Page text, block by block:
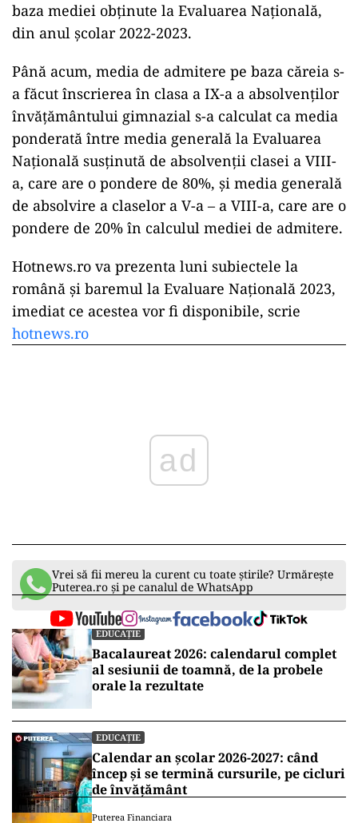
baza mediei obținute la Evaluarea Națională,
din anul școlar 2022-2023.
Până acum, media de admitere pe baza căreia s-
a făcut înscrierea în clasa a IX-a a absolvenților
învățământului gimnazial s-a calculat ca media
ponderată între media generală la Evaluarea
Națională susţinută de absolvenţii clasei a VIII-
a, care are o pondere de 80%, şi media generală
de absolvire a claselor a V-a – a VIII-a, care are o
pondere de 20% în calculul mediei de admitere.
Hotnews.ro va prezenta luni subiectele la
română și baremul la Evaluare Națională 2023,
imediat ce acestea vor fi disponibile, scrie
hotnews.ro
ad
Vrei să fii mereu la curent cu toate știrile? Urmărește
Puterea.ro și pe canalul de WhatsApp
EDUCAȚIE
Bacalaureat 2026: calendarul complet
al sesiunii de toamnă, de la probele
orale la rezultate
EDUCAȚIE
Calendar an școlar 2026-2027: când
încep și se termină cursurile, pe cicluri
de învățământ
Puterea Financiara